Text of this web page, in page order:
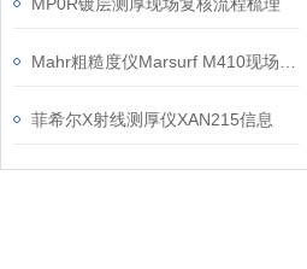
菲希尔X射线测厚仪XAN215信息